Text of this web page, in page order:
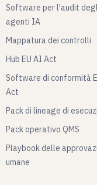
Software per l'audit
agenti IA
Mappatura dei controlli
Hub EU AI Act
Software di conformità
Act
Pack di lineage di
Pack operativo QMS
Playbook delle
umane